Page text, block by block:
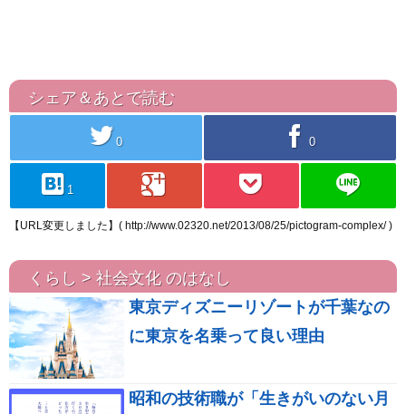
シェア＆あとで読む
twitter 0 facebook 0
hatebu 1 googleplus pocket line
【URL変更しました】( http://www.02320.net/2013/08/25/pictogram-complex/ )
くらし > 社会文化 のはなし
東京ディズニーリゾートが千葉なの
に東京を名乗って良い理由
昭和の技術職が「生きがいのない月